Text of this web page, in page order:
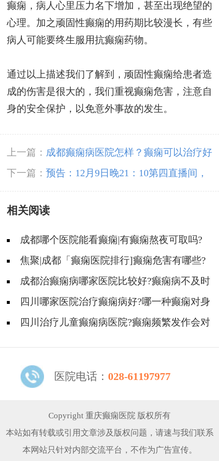
癫痫，病人心里压力名下增加，甚至出现绝望的
心理。加之顽固性癫痫的用药期比较漫长，有些
病人可能要终生服用抗癫痫药物。
通过以上描述我们了解到，顽固性癫痫给患者造
成的伤害是很大的，我们重视癫痫危害，注意自
身的安全保护，以免意外事故的发生。
上一篇： 成都癫痫病医院怎样？癫痫可以治疗好
吗？
下一篇： 预告：12月9日晚21：10第四直播间，
跟豆晓峰主任一起了解癫痫患者睡眠、饮食、心
理、冬季预防等问题
相关阅读
成都哪个医院能看癫痫|有癫痫熬夜可取吗?
焦聚|成都「癫痫医院排行]癫痫危害有哪些?
成都治癫痫病哪家医院比较好?癫痫病不及时
治疗有什么危害?
四川哪家医院治疗癫痫病好?哪一种癫痫对身
体伤害大?
四川治疗儿童癫痫病医院?癫痫频繁发作会对
医院电话： 028-61197977
Copyright 重庆癫痫医院 版权所有
本站如有转载或引用文章涉及版权问题，请速与我们联系
本网站只针对内部交流平台，不作为广告宣传。